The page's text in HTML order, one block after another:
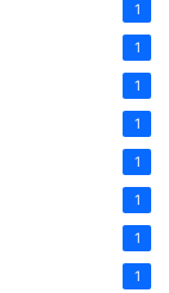
1
1
1
1
1
1
1
1